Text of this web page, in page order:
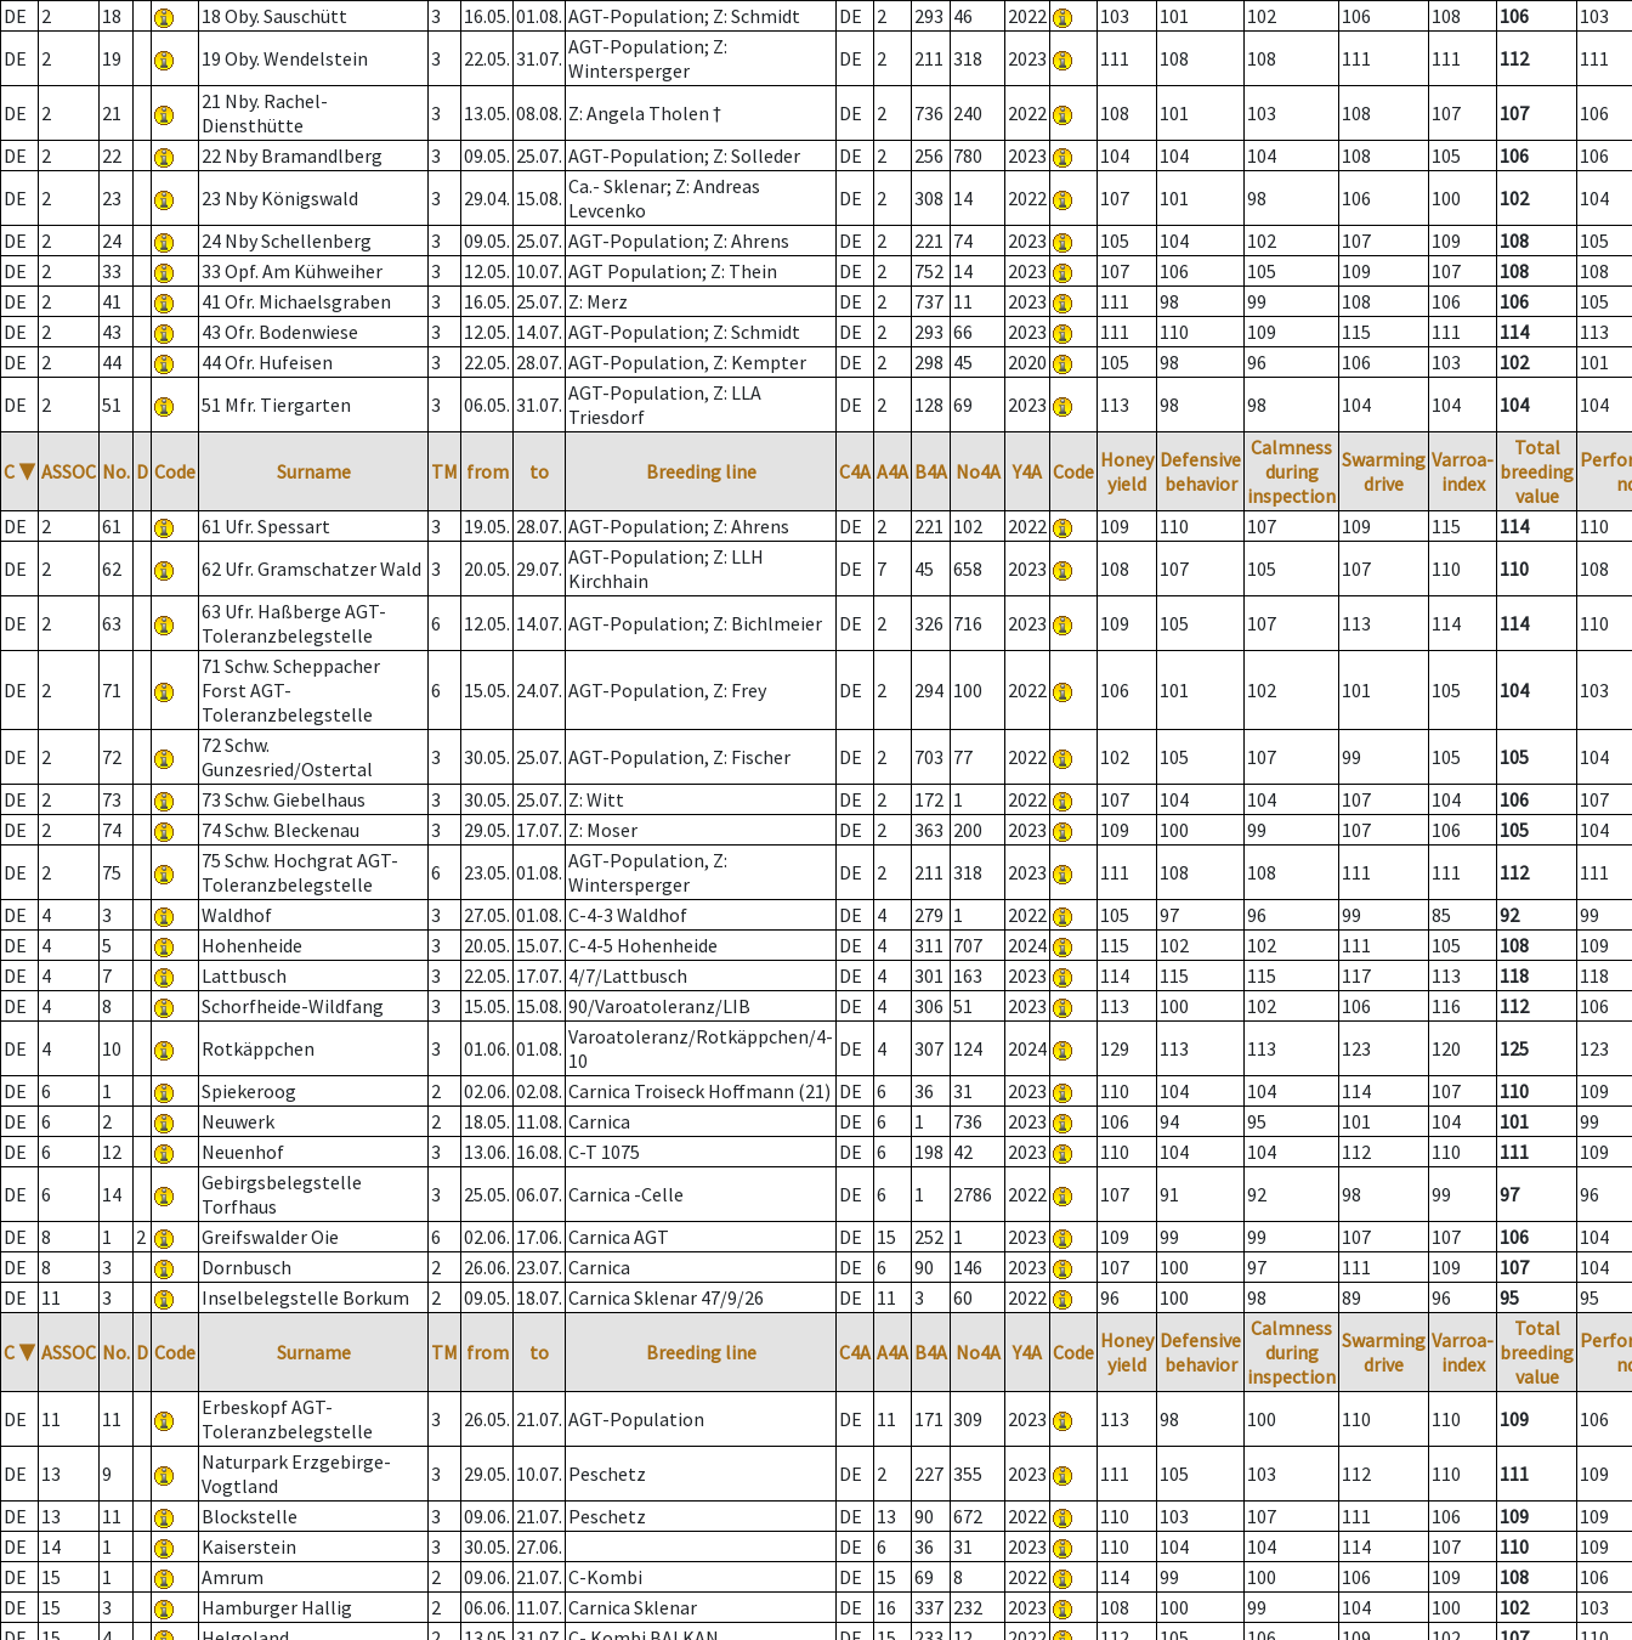
DE
2 18 18 Oby. Sauschütt 3 16.05. 01.08. AGT-Population; Z: Schmidt DE 2 293 46 2022 103 101 102 106 108 106
103
DE
2 19 19 Oby. Wendelstein 3 22.05. 31.07. AGT-Population; Z:
Wintersperger
DE 2 211 318 2023 111 108 108 111 111 112 111
DE 2 21
21 Nby. Rachel-
Diensthütte
3 13.05. 08.08. Z: Angela Tholen † DE 2 736 240 2022 108 101 103 108 107 107
106
DE
2 22 22 Nby Bramandlberg 3 09.05. 25.07. AGT-Population; Z: Solleder DE 2 256 780 2023 104 104 104 108 105 106
106
DE
2 23 23 Nby Königswald 3 29.04. 15.08. Ca.- Sklenar; Z: Andreas
Levcenko
DE 2 308 14 2022 107 101 98 106 100 102
104
DE
2 24 24 Nby Schellenberg 3 09.05. 25.07. AGT-Population; Z: Ahrens DE 2 221 74 2023 105 104 102 107 109 108
105
DE
2 33 33 Opf. Am Kühweiher 3 12.05. 10.07. AGT Population; Z: Thein DE 2 752 14 2023 107 106 105 109 107 108
108
DE
2 41 41 Ofr. Michaelsgraben 3 16.05. 25.07. Z: Merz DE 2 737 11 2023 111 98 99 108 106 106
105
DE
2 43 43 Ofr. Bodenwiese 3 12.05. 14.07. AGT-Population; Z: Schmidt DE 2 293 66 2023 111 110 109 115 111 114
113
DE
2 44 44 Ofr. Hufeisen 3 22.05. 28.07. AGT-Population, Z: Kempter DE 2 298 45 2020 105 98 96 106 103 102
101
DE
2 51 51 Mfr. Tiergarten 3 06.05. 31.07. AGT-Population, Z: LLA
Triesdorf
DE 2 128 69 2023 113 98 98 104 104 104 104
C ▼ ASSOC No. D Code Surname TM from to Breeding line C4A A4A B4A No4A Y4A Code Honey
yield
Defensive
behavior
Calmness
during
inspection
Swarming
drive
Varroa-
index
Total
breeding
value
DE
2 61 61 Ufr. Spessart 3 19.05. 28.07. AGT-Population; Z: Ahrens DE 2 221 102 2022 109 110 107 109 115 114
110
DE
2 62 62 Ufr. Gramschatzer Wald 3 20.05. 29.07. AGT-Population; Z: LLH
Kirchhain
DE 7 45 658 2023 108 107 105 107 110 110 108
DE 2 63
63 Ufr. Haßberge AGT-
Toleranzbelegstelle
6 12.05. 14.07. AGT-Population; Z: Bichlmeier DE 2 326 716 2023 109 105 107 113 114 114 110
DE 2 71
71 Schw. Scheppacher
Forst AGT-
Toleranzbelegstelle
6 15.05. 24.07. AGT-Population, Z: Frey DE 2 294 100 2022 106 101 102 101 105 104 103
DE 2 72
72 Schw.
Gunzesried/Ostertal
3 30.05. 25.07. AGT-Population, Z: Fischer DE 2 703 77 2022 102 105 107 99 105 105
104
DE
2 73 73 Schw. Giebelhaus 3 30.05. 25.07. Z: Witt DE 2 172 1 2022 107 104 104 107 104 106
107
DE
2 74 74 Schw. Bleckenau 3 29.05. 17.07. Z: Moser DE 2 363 200 2023 109 100 99 107 106 105
104
DE
2 75
75 Schw. Hochgrat AGT-
Toleranzbelegstelle
6 23.05. 01.08. AGT-Population, Z:
Wintersperger
DE 2 211 318 2023 111 108 108 111 111 112
111
DE
4 3 Waldhof 3 27.05. 01.08. C-4-3 Waldhof DE 4 279 1 2022 105 97 96 99 85 92
99
DE
4 5 Hohenheide 3 20.05. 15.07. C-4-5 Hohenheide DE 4 311 707 2024 115 102 102 111 105 108
109
DE
4 7 Lattbusch 3 22.05. 17.07. 4/7/Lattbusch DE 4 301 163 2023 114 115 115 117 113 118
118
DE
4 8 Schorfheide-Wildfang 3 15.05. 15.08. 90/Varoatoleranz/LIB DE 4 306 51 2023 113 100 102 106 116 112
106
DE
4 10 Rotkäppchen 3 01.06. 01.08. Varoatoleranz/Rotkäppchen/4-
10
DE 4 307 124 2024 129 113 113 123 120 125
123
DE
6 1 Spiekeroog 2 02.06. 02.08. Carnica Troiseck Hoffmann (21) DE 6 36 31 2023 110 104 104 114 107 110
109
DE
6 2 Neuwerk 2 18.05. 11.08. Carnica DE 6 1 736 2023 106 94 95 101 104 101
99
DE
6 12 Neuenhof 3 13.06. 16.08. C-T 1075 DE 6 198 42 2023 110 104 104 112 110 111
109
DE
6 14
Gebirgsbelegstelle
Torfhaus
3 25.05. 06.07. Carnica -Celle DE 6 1 2786 2022 107 91 92 98 99 97
96
DE
8 1 2 Greifswalder Oie 6 02.06. 17.06. Carnica AGT DE 15 252 1 2023 109 99 99 107 107 106
104
DE
8 3 Dornbusch 2 26.06. 23.07. Carnica DE 6 90 146 2023 107 100 97 111 109 107
104
DE
11 3 Inselbelegstelle Borkum 2 09.05. 18.07. Carnica Sklenar 47/9/26 DE 11 3 60 2022 96 100 98 89 96 95 95
C ▼ ASSOC No. D Code Surname TM from to Breeding line C4A A4A B4A No4A Y4A Code Honey
yield
Defensive
behavior
Calmness
during
inspection
Swarming
drive
Varroa-
index
Total
breeding
value
DE 11 11
Erbeskopf AGT-
Toleranzbelegstelle
3 26.05. 21.07. AGT-Population DE 11 171 309 2023 113 98 100 110 110 109 106
DE 13 9
Naturpark Erzgebirge-
Vogtland
3 29.05. 10.07. Peschetz DE 2 227 355 2023 111 105 103 112 110 111
109
DE
13 11 Blockstelle 3 09.06. 21.07. Peschetz DE 13 90 672 2022 110 103 107 111 106 109
109
DE
14 1 Kaiserstein 3 30.05. 27.06. DE 6 36 31 2023 110 104 104 114 107 110
109
DE
15 1 Amrum 2 09.06. 21.07. C-Kombi DE 15 69 8 2022 114 99 100 106 109 108
106
DE
15 3 Hamburger Hallig 2 06.06. 11.07. Carnica Sklenar DE 16 337 232 2023 108 100 99 104 100 102
103